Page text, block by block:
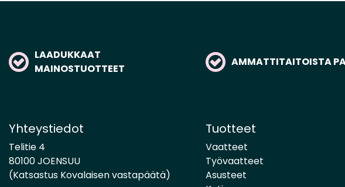
LAADUKKAAT
MAINOSTUOTTEET
AMMATTITAITOISTA
Yhteystiedot
Telitie 4
80100 JOENSUU
(Katsastus Kovalaisen vastapäätä)
Tuotteet
Vaatteet
Työvaatteet
Asusteet